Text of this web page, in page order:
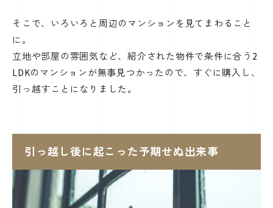
そこで、いろいろと周辺のマンションを見てまわること
に。
立地や部屋の雰囲気など、紹介された物件で条件に合う2
LDKのマンションが無事見つかったので、 すぐに購入し、
引っ越すことになりました。
引っ越し後に起こった予期せぬ出来事